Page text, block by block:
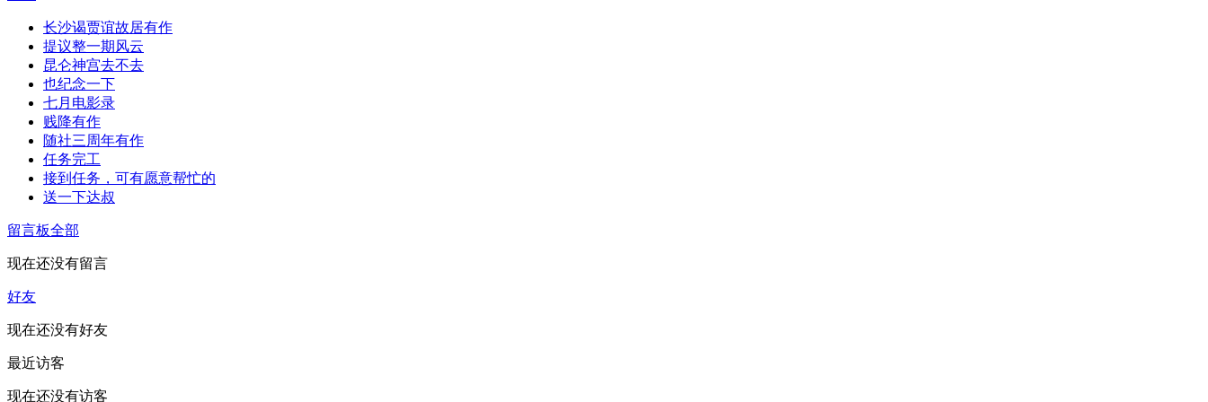
长沙谒贾谊故居有作
提议整一期风云
昆仑神宫去不去
也纪念一下
七月电影录
贱降有作
随社三周年有作
任务完工
接到任务，可有愿意帮忙的
送一下达叔
留言板全部
现在还没有留言
好友
现在还没有好友
最近访客
现在还没有访客